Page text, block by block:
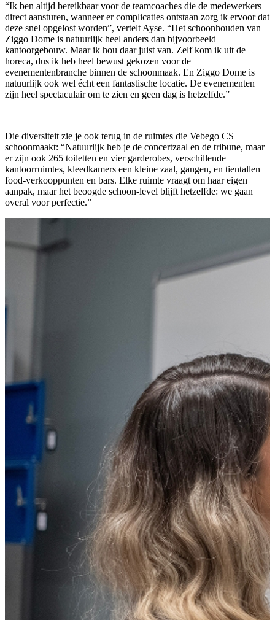
“Ik ben altijd bereikbaar voor de teamcoaches die de medewerkers
direct aansturen, wanneer er complicaties ontstaan zorg ik ervoor dat
deze snel opgelost worden”, vertelt Ayse. “Het schoonhouden van
Ziggo Dome is natuurlijk heel anders dan bijvoorbeeld
kantoorgebouw. Maar ik hou daar juist van. Zelf kom ik uit de
horeca, dus ik heb heel bewust gekozen voor de
evenementenbranche binnen de schoonmaak. En Ziggo Dome is
natuurlijk ook wel écht een fantastische locatie. De evenementen
zijn heel spectaculair om te zien en geen dag is hetzelfde.”
Die diversiteit zie je ook terug in de ruimtes die Vebego CS
schoonmaakt: “Natuurlijk heb je de concertzaal en de tribune, maar
er zijn ook 265 toiletten en vier garderobes, verschillende
kantoorruimtes, kleedkamers een kleine zaal, gangen, en tientallen
food-verkooppunten en bars. Elke ruimte vraagt om haar eigen
aanpak, maar het beoogde schoon-level blijft hetzelfde: we gaan
overal voor perfectie.”